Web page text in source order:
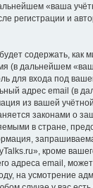
«ваша
регистрации и
содержать, как
(в дальнейшем
для входа под
адрес email (в
из вашей
законами о
в стране,
кроме
адреса email,
на усмотрение